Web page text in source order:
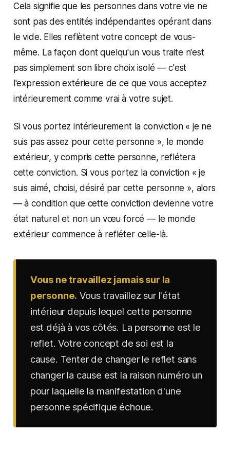
Cela signifie que les personnes dans votre vie ne
sont pas des entités indépendantes opérant dans
le vide. Elles reflètent votre concept de vous-
même. La façon dont quelqu'un vous traite n'est
pas simplement son libre choix isolé — c'est
l'expression extérieure de ce que vous acceptez
intérieurement comme vrai à votre sujet.
Si vous portez intérieurement la conviction « je ne
suis pas assez pour cette personne », le monde
extérieur, y compris cette personne, reflétera
cette conviction. Si vous portez la conviction « je
suis aimé, choisi, désiré par cette personne », alors
— à condition que cette conviction devienne votre
état naturel et non un vœu forcé — le monde
extérieur commence à refléter celle-là.
Vous ne travaillez jamais sur la
personne. Vous travaillez sur l'état
intérieur depuis lequel cette personne
est déjà à vos côtés. La personne est le
reflet. Votre concept de soi est la
cause. Tenter de changer le reflet sans
changer la cause est la raison numéro un
pour laquelle la manifestation d'une
personne spécifique échoue.